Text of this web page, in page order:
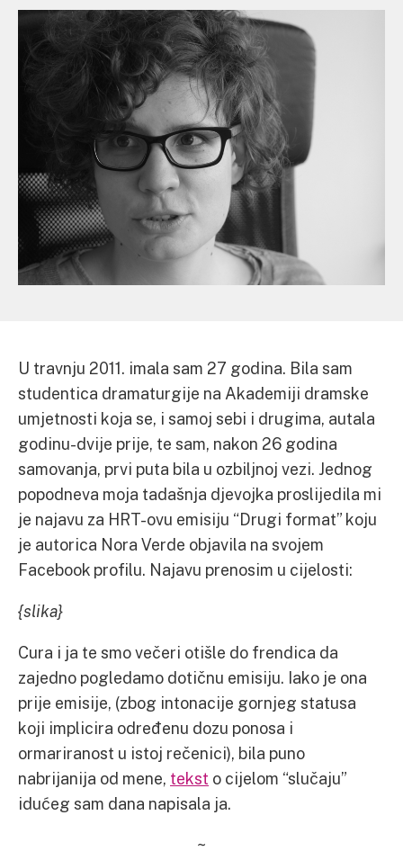
U travnju 2011. imala sam 27 godina. Bila sam
studentica dramaturgije na Akademiji dramske
umjetnosti koja se, i samoj sebi i drugima, autala
godinu-dvije prije, te sam, nakon 26 godina
samovanja, prvi puta bila u ozbiljnoj vezi. Jednog
popodneva moja tadašnja djevojka proslijedila mi
je najavu za HRT-ovu emisiju “Drugi format” koju
je autorica Nora Verde objavila na svojem
Facebook profilu. Najavu prenosim u cijelosti:
{slika}
Cura i ja te smo večeri otišle do frendica da
zajedno pogledamo dotičnu emisiju. Iako je ona
prije emisije, (zbog intonacije gornjeg statusa
koji implicira određenu dozu ponosa i
ormariranost u istoj rečenici), bila puno
nabrijanija od mene, tekst o cijelom “slučaju”
idućeg sam dana napisala ja.
~